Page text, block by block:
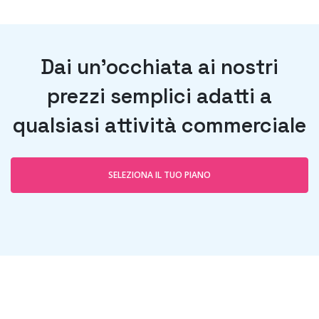
Dai un'occhiata ai nostri
prezzi semplici adatti a
qualsiasi attività commerciale
SELEZIONA IL TUO PIANO